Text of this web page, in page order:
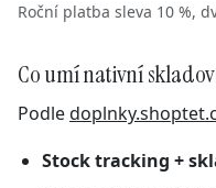
Roční platba sleva 10 %,
Co umí nativní
Podle
Stock tracking +